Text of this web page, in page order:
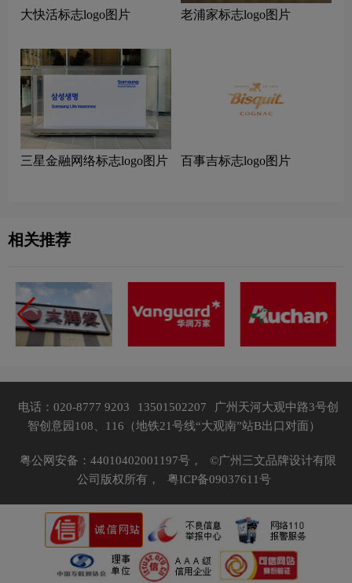
大快活标志logo图片 老浦家标志logo图片
三星金融网络标志logo图片 百事吉标志logo图片
相关推荐
电话：020-8777 9203 13501502207
广州天河大观中路3号创
智创意园108、116（地铁21号线“大观南”站B出口对面）
粤公网安备：44010402001197号，
©广州三文品牌设计有限
公司版权所有，
粤ICP备09037611号